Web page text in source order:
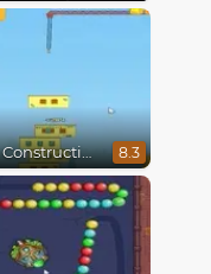
Stack Construction 8.3